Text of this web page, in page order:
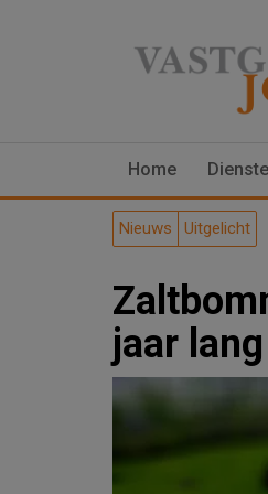
Home
Nieuws Uitgelicht
jaar